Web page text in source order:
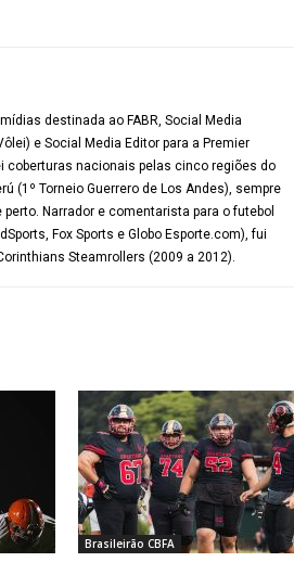
destinada ao FABR, Social Media
e Social Media Editor para a Premier
coberturas nacionais pelas cinco regiões do
(1º Torneio Guerrero de Los Andes), sempre
Narrador e comentarista para o futebol
Fox Sports e Globo Esporte.com), fui
Steamrollers (2009 a 2012).
Brasileirão CBFA